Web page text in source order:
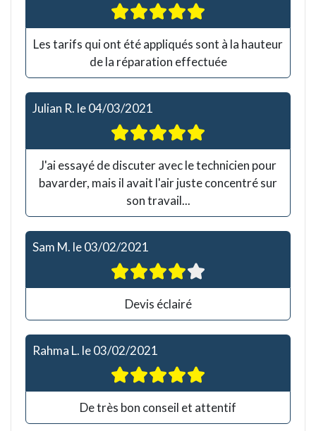
Les tarifs qui ont été appliqués sont à la hauteur
de la réparation effectuée
Julian R. le04/03/2021
J'ai essayé de discuter avec le technicien pour
bavarder, mais il avait l'air juste concentré sur
son travail...
Sam M. le03/02/2021
Devis éclairé
Rahma L. le03/02/2021
De très bon conseil et attentif